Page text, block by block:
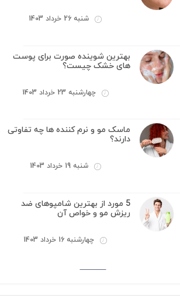
شنبه 26 خرداد 1403
بهترین شوینده صورت برای پوست
های خشک چیست؟
چهارشنبه 23 خرداد 1403
ماسک مو و نرم کننده ها چه تفاوتی
دارند؟
شنبه 19 خرداد 1403
5 مورد از بهترین شامپوهای ضد
ریزش مو و خواص آن
چهارشنبه 16 خرداد 1403